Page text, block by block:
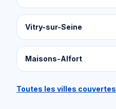
Vitry-sur-Seine
Maisons-Alfort
Toutes les villes couvertes